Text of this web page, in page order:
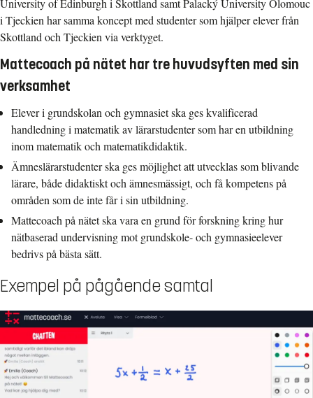
University of Edinburgh i Skottland samt Palacký University Olomouc
i Tjeckien har samma koncept med studenter som hjälper elever från
Skottland och Tjeckien via verktyget.
Mattecoach på nätet har tre huvudsyften med sin
verksamhet
Elever i grundskolan och gymnasiet ska ges kvalificerad
handledning i matematik av lärarstudenter som har en utbildning
inom matematik och matematikdidaktik.
Ämneslärarstudenter ska ges möjlighet att utvecklas som blivande
lärare, både didaktiskt och ämnesmässigt, och få kompetens på
områden som de inte får i sin utbildning.
Mattecoach på nätet ska vara en grund för forskning kring hur
nätbaserad undervisning mot grundskole- och gymnasieelever
bedrivs på bästa sätt.
Exempel på pågående samtal